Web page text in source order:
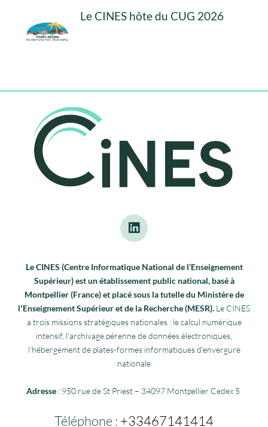
Le CINES hôte du CUG 2026
Le CINES (Centre Informatique National de l’Enseignement
Supérieur) est un établissement public national, basé à
Montpellier (France) et placé sous la tutelle du Ministère de
lʼEnseignement Supérieur et de la Recherche (MESR). Le CINES
a trois missions stratégiques nationales : le calcul numérique
intensif, l’archivage pérenne de données électroniques,
l’hébergement de plates-formes informatiques d’envergure
nationale
Adresse : 950 rue de St Priest – 34097 Montpellier Cedex 5
Téléphone : +33467141414